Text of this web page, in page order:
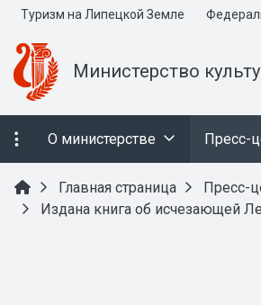
Туризм на Липецкой Земле
Министерство
О министерстве Пресс-
Главная страница Пресс-
Издана книга об исчезающей